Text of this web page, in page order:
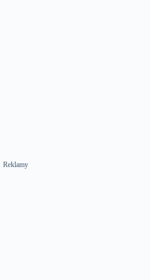
Reklamy